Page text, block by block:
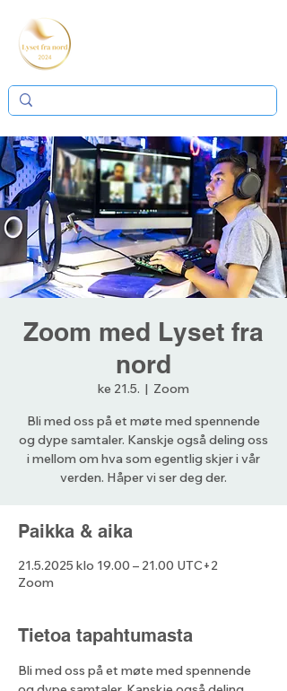
Zoom med Lyset fra
nord
ke 21.5.
  |
Zoom
Bli med oss på et møte med spennende
og dype samtaler. Kanskje også deling oss
i mellom om hva som egentlig skjer i vår
verden. Håper vi ser deg der.
Paikka & aika
21.5.2025 klo 19.00 – 21.00 UTC+2
Zoom
Tietoa tapahtumasta
Bli med oss på et møte med spennende